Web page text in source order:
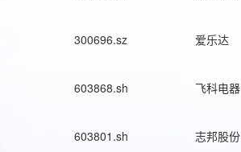
300696.sz 爱乐达
603868.sh 飞科电器
603801.sh 志邦股份